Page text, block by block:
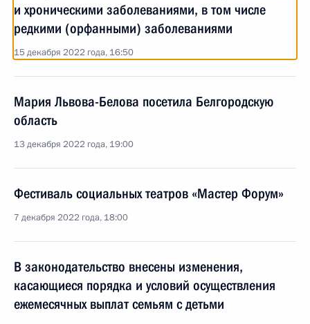
и хроническими заболеваниями, в том числе
редкими (орфанными) заболеваниями
15 декабря 2022 года, 16:50
Мария Львова-Белова посетила Белгородскую
область
13 декабря 2022 года, 19:00
Фестиваль социальных театров «Мастер Форум»
7 декабря 2022 года, 18:00
В законодательство внесены изменения,
касающиеся порядка и условий осуществления
ежемесячных выплат семьям с детьми